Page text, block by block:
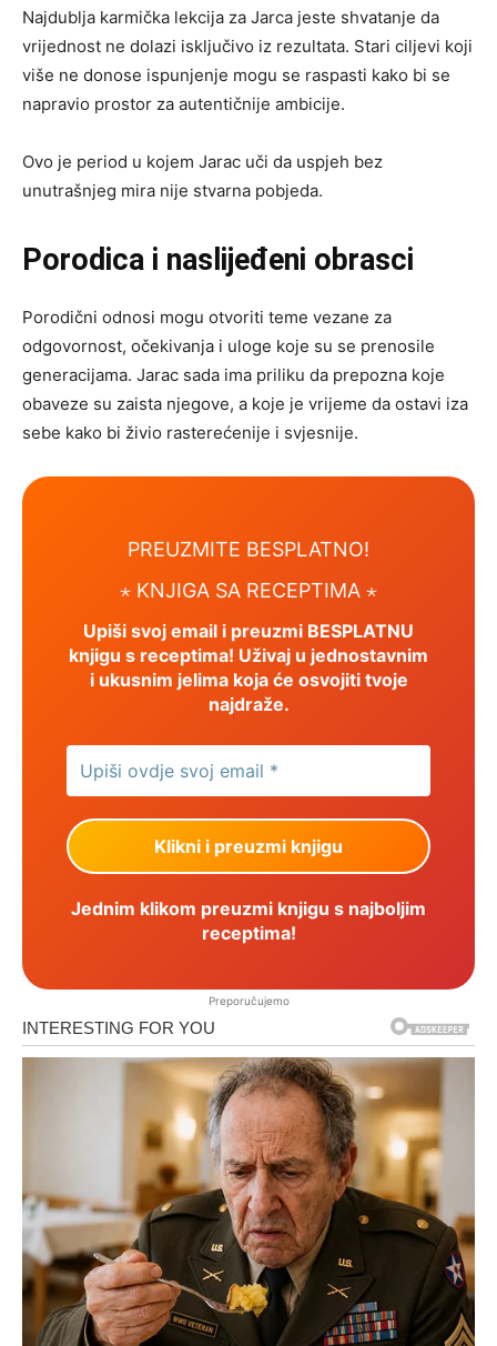
Najdublja karmička lekcija za Jarca jeste shvatanje da
vrijednost ne dolazi isključivo iz rezultata. Stari ciljevi koji
više ne donose ispunjenje mogu se raspasti kako bi se
napravio prostor za autentičnije ambicije.
Ovo je period u kojem Jarac uči da uspjeh bez
unutrašnjeg mira nije stvarna pobjeda.
Porodica i naslijeđeni obrasci
Porodični odnosi mogu otvoriti teme vezane za
odgovornost, očekivanja i uloge koje su se prenosile
generacijama. Jarac sada ima priliku da prepozna koje
obaveze su zaista njegove, a koje je vrijeme da ostavi iza
sebe kako bi živio rasterećenije i svjesnije.
PREUZMITE BESPLATNO!
⋆ KNJIGA SA RECEPTIMA ⋆
Upiši svoj email i preuzmi BESPLATNU
knjigu s receptima! Uživaj u jednostavnim
i ukusnim jelima koja će osvojiti tvoje
najdraže.
Jednim klikom preuzmi knjigu s najboljim
receptima!
Preporučujemo